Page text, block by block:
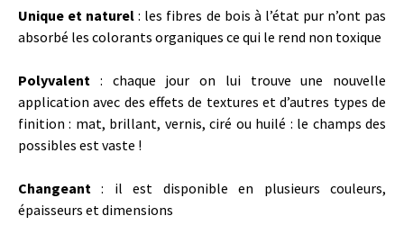
Unique et naturel : les fibres de bois à l’état pur n’ont pas
absorbé les colorants organiques ce qui le rend non toxique
Polyvalent : chaque jour on lui trouve une nouvelle
application avec des effets de textures et d’autres types de
finition : mat, brillant, vernis, ciré ou huilé : le champs des
possibles est vaste !
Changeant : il est disponible en plusieurs couleurs,
épaisseurs et dimensions